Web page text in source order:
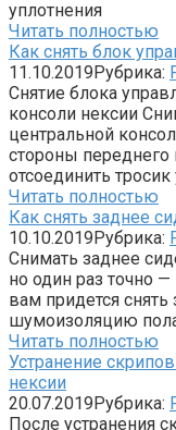
уплотнения
Читать полностью
Как снять блок
11.10.2019Рубрика:
Снятие блока
консоли нексии
центральной
стороны переднего
отсоединить
Читать полностью
Как снять заднее
10.10.2019Рубрика:
Снимать заднее
но один раз точно
вам придется снять
шумоизоляцию
Читать полностью
Устранение
нексии
20.07.2019Рубрика:
После устранения